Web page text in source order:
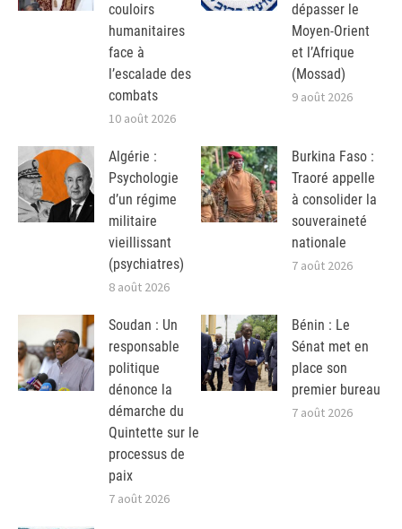
couloirs
humanitaires
face à
l’escalade des
combats
10 août 2026
dépasser le
Moyen-Orient
et l’Afrique
(Mossad)
9 août 2026
Algérie :
Psychologie
d’un régime
militaire
vieillissant
(psychiatres)
8 août 2026
Burkina Faso :
Traoré appelle
à consolider la
souveraineté
nationale
7 août 2026
Soudan : Un
responsable
politique
dénonce la
démarche du
Quintette sur le
processus de
paix
7 août 2026
Bénin : Le
Sénat met en
place son
premier bureau
7 août 2026